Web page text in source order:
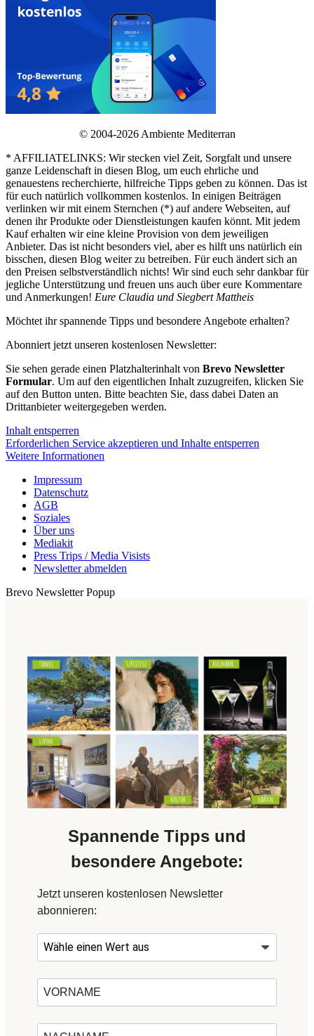
© 2004-2026 Ambiente Mediterran
* AFFILIATELINKS: Wir stecken viel Zeit, Sorgfalt und unsere
ganze Leidenschaft in diesen Blog, um euch ehrliche und
genauestens recherchierte, hilfreiche Tipps geben zu können. Das ist
für euch natürlich vollkommen kostenlos. In einigen Beiträgen
verlinken wir mit einem Sternchen (*) auf andere Webseiten, auf
denen ihr Produkte oder Dienstleistungen kaufen könnt. Mit jedem
Kauf erhalten wir eine kleine Provision von dem jeweiligen
Anbieter. Das ist nicht besonders viel, aber es hilft uns natürlich ein
bisschen, diesen Blog weiter zu betreiben. Für euch ändert sich an
den Preisen selbstverständlich nichts! Wir sind euch sehr dankbar für
jegliche Unterstützung und freuen uns auch über eure Kommentare
und Anmerkungen! Eure Claudia und Siegbert Mattheis
Möchtet ihr spannende Tipps und besondere Angebote erhalten?
Abonniert jetzt unseren kostenlosen Newsletter:
Sie sehen gerade einen Platzhalterinhalt von Brevo Newsletter
Formular. Um auf den eigentlichen Inhalt zuzugreifen, klicken Sie
auf den Button unten. Bitte beachten Sie, dass dabei Daten an
Drittanbieter weitergegeben werden.
Inhalt entsperren
Erforderlichen Service akzeptieren und Inhalte entsperren
Weitere Informationen
Impressum
Datenschutz
AGB
Soziales
Über uns
Mediakit
Press Trips / Media Visists
Newsletter abmelden
Brevo Newsletter Popup